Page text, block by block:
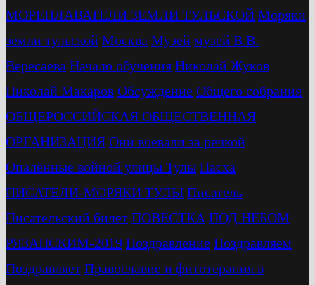
МОРЕПЛАВАТЕЛИ ЗЕМЛИ ТУЛЬСКОЙ Моряки
земли тульской Москва Музей музей В.В.
Вересаева Начало обучения Николай Жуков
Николай Макаров Обсуждение Общего собрания
ОБЩЕРОССИЙСКАЯ ОБЩЕСТВЕННАЯ
ОРГАНИЗАЦИЯ Они воевали за речкой
Опалённые войной улицы Тулы Пасха
ПИСАТЕЛИ-МОРЯКИ ТУЛЫ Писатель
Писательский билет ПОВЕСТКА ПОД НЕБОМ
РЯЗАНСКИМ-2019 Поздравление Поздравляем
Поздравляет Православие и фитотерапия в